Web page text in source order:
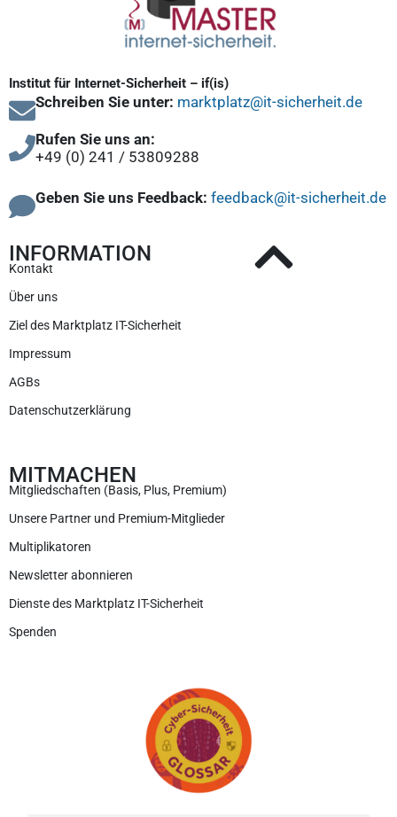
Institut für Internet-Sicherheit – if(is)
Schreiben Sie unter: marktplatz@it-sicherheit.de
Rufen Sie uns an:
+49 (0) 241 / 53809288
Geben Sie uns Feedback: feedback@it-sicherheit.de
INFORMATION
Kontakt
Über uns
Ziel des Marktplatz IT-Sicherheit
Impressum
AGBs
Datenschutzerklärung
MITMACHEN
Mitgliedschaften (Basis, Plus, Premium)
Unsere Partner und Premium-Mitglieder
Multiplikatoren
Newsletter abonnieren
Dienste des Marktplatz IT-Sicherheit
Spenden